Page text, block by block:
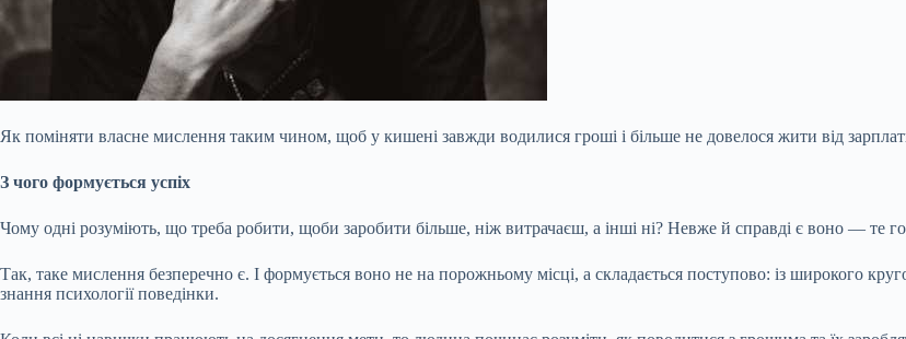
Як поміняти власне мислення таким чином, щоб у кишені завжди водилися гроші і більше не довелося жити від
З чого формується успіх
Чому одні розуміють, що треба робити, щоби заробити більше, ніж витрачаєш, а інші ні? Невже й справді є воно — те
Так, таке мислення безперечно є. І формується воно не на порожньому місці, а складається поступово: із широкого
знання психології поведінки.